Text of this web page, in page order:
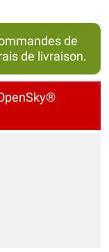
de
de livraison.